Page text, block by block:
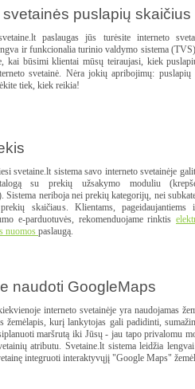
puslapių skaičius
paslaugas jūs turėsite interneto
ir funkcionalia turinio valdymo sistema
kai būsimi klientai mūsų teiraujasi, kiek
svetainė. Nėra jokių apribojimų: puslapių
tiek, kiek reikia!
svetaine.lt sistema savo interneto svetainėje
su prekių užsakymo moduliu
Sistema neriboja nei prekių kategorijų, nei
skaičiaus. Klientams, pageidaujantiems
e-parduotuvės, rekomenduojame rinktis
nuomos paslaugą.
naudoti GoogleMaps
interneto svetainėje yra naudojamas
žemėlapis, kurį lankytojas gali padidinti,
maršrutą iki Jūsų - jau tapo privalomu
atributu. Svetaine.lt sistema leidžia
integruoti interaktyvųjį "Google Maps"